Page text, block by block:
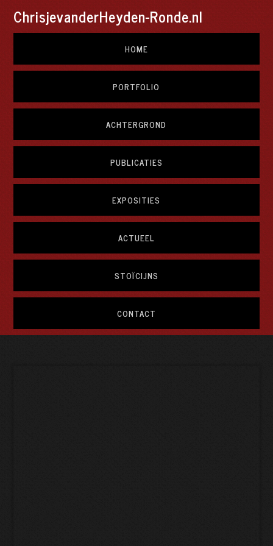
ChrisjevanderHeyden-Ronde.nl
HOME
PORTFOLIO
ACHTERGROND
PUBLICATIES
EXPOSITIES
ACTUEEL
STOÏCIJNS
CONTACT